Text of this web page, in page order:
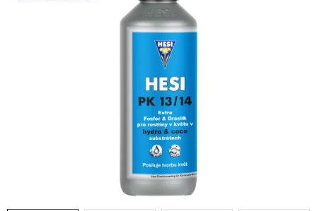
O nákupu
Blog
Predávané značky
Podmienky o ochrane osobných údajov